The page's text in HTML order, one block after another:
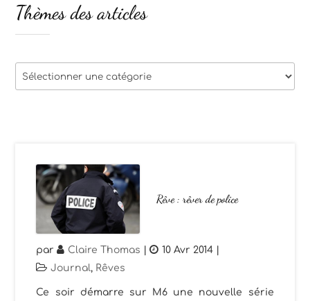
Rêve : rêver de police
par Claire Thomas | 10 Avr 2014 |
Journal, Rêves
Ce soir démarre sur M6 une nouvelle série
Thèmes des articles
Thèmes
des